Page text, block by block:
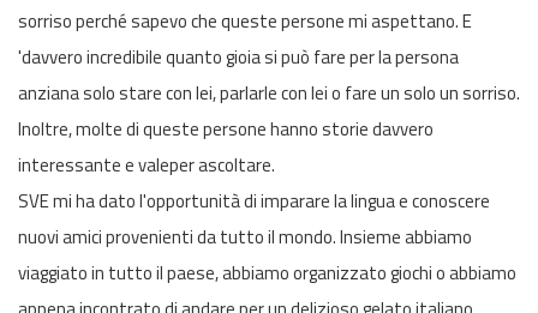
sorriso perché sapevo che queste persone mi aspettano. E
'davvero incredibile quanto gioia si può fare per la persona
anziana solo stare con lei, parlarle con lei o fare un solo un sorriso.
Inoltre, molte di queste persone hanno storie davvero
interessante e valeper ascoltare.
SVE mi ha dato l'opportunità di imparare la lingua e conoscere
nuovi amici provenienti da tutto il mondo. Insieme abbiamo
viaggiato in tutto il paese, abbiamo organizzato giochi o abbiamo